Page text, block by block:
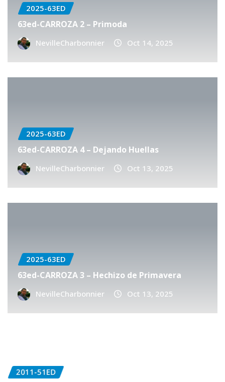
2025-63ED
63ed-CARROZA 2 – Primoda
NevilleCharbonnier Oct 14, 2025
2025-63ED
63ed-CARROZA 4 – Dejando Huellas
NevilleCharbonnier Oct 13, 2025
2025-63ED
63ed-CARROZA 3 – Hechizo de Primavera
NevilleCharbonnier Oct 13, 2025
2011-51ED